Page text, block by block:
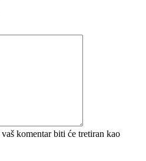
komentar biti će tretiran kao